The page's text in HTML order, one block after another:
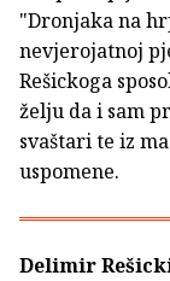
"Dronjaka na
nevjerojatnoj
Rešickoga
želju da i sam
svaštari te iz
uspomene.
Delimir